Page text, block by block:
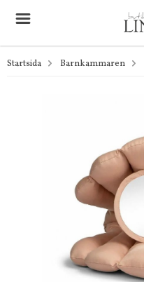
Startsida Barnkammaren